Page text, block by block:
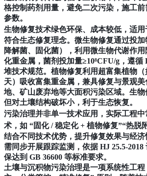
格控制药剂用量，避免二次污染，施工
参数。
生物修复技术绿色环保、成本较低，适用
符合生态修复理念。微生物修复通过投
降解菌、固化菌），利用微生物代谢作
化重金属，菌剂投加量≥10⁸CFU/g，遵循
堆技术规范。植物修复利用超富集植物
天）吸收富集重金属，兼具修复与景观
地、矿山废弃地等大面积污染区域。生物
但对土壤结构破坏小，利于生态恢复。
污染治理并非单一技术应用，实际工程中
术 ，如 “固化 / 稳定化 + 植物修复”“热脱
结合不同技术优势，提升修复效果与经
需同步开展跟踪监测，依据 HJ 25.5-
保达到 GB 36600 等标准要求。
土壤与沉积物污染治理是一项系统性工